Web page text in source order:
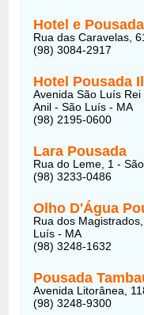
Hotel e
Rua das Caravelas,
(98) 3084-2917
Hotel Pousada
Avenida São Luís
Anil - São Luís - MA
(98) 2195-0600
Lara Pousada
Rua do Leme, 1 -
(98) 3233-0486
Olho D'Água
Rua dos
Luís - MA
(98) 3248-1632
Pousada
Avenida Litorânea,
(98) 3248-9300